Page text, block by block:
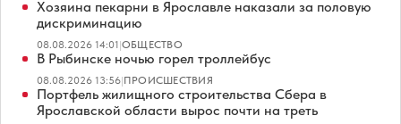
Хозяина пекарни в Ярославле наказали за половую
дискриминацию
08.08.2026 14:01|ОБЩЕСТВО
В Рыбинске ночью горел троллейбус
08.08.2026 13:56|ПРОИСШЕСТВИЯ
Портфель жилищного строительства Сбера в
Ярославской области вырос почти на треть